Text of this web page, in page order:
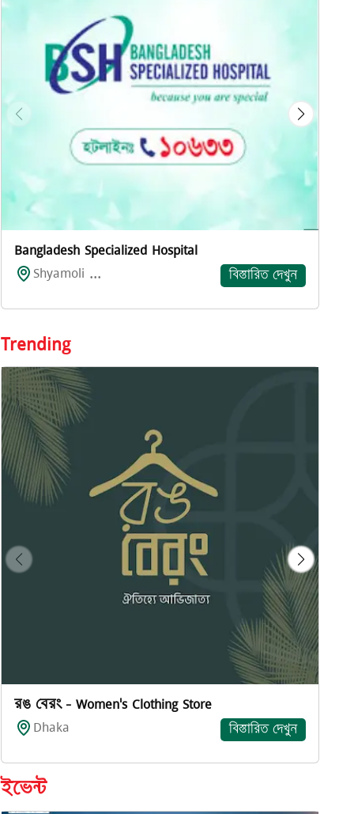
Bangladesh Specialized Hospital
Shyamoli ...
বিস্তারিত দেখুন
Trending
রঙ বেরং - Women's Clothing Store
Dhaka
বিস্তারিত দেখুন
ইভেন্ট